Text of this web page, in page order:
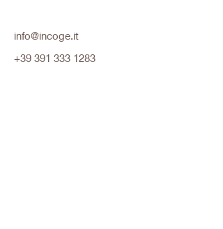
info@incoge.it
+39 391 333 1283